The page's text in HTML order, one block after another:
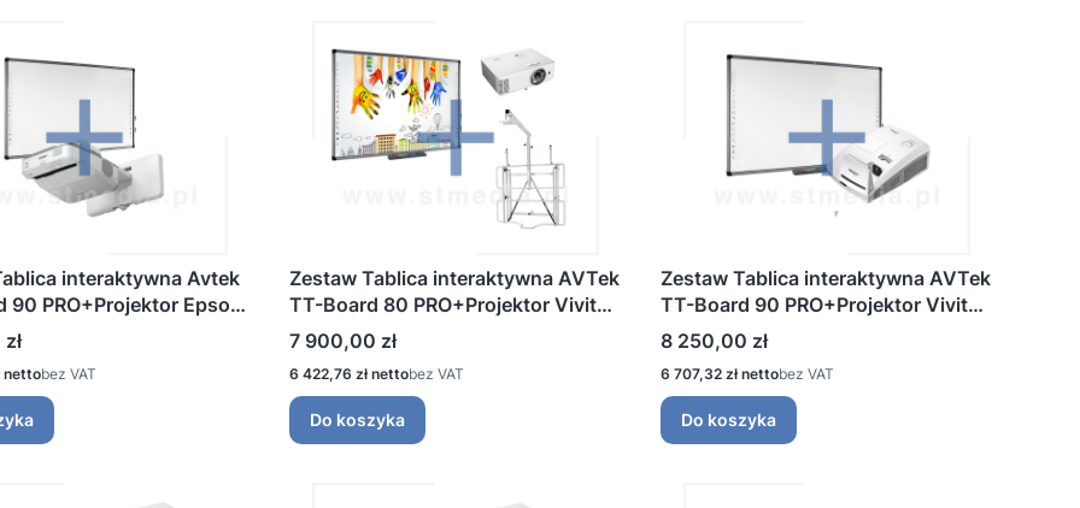
interaktywna Avtek
90 PRO+Projektor Epson
bez VAT
Zestaw Tablica interaktywna AVTek
TT-Board 80 PRO+Projektor Vivitek
DX335ST+Uchwyt ścienny
regulowany
Cena
7 900,00 zł
Cena
6 422,76 zł bez VAT
Do koszyka
Zestaw Tablica interaktywna AVTek
TT-Board 90 PRO+Projektor Vivitek
DW770UST+Uchwyt ścienny
Cena
8 250,00 zł
Cena
6 707,32 zł bez VAT
Do koszyka